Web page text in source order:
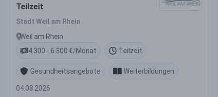
Teilzeit
Stadt Weil am Rhein
Weil am Rhein
4.300 - 6.300 €/Monat
Teilzeit
Gesundheitsangebote Weiterbildungen
04.08.2026